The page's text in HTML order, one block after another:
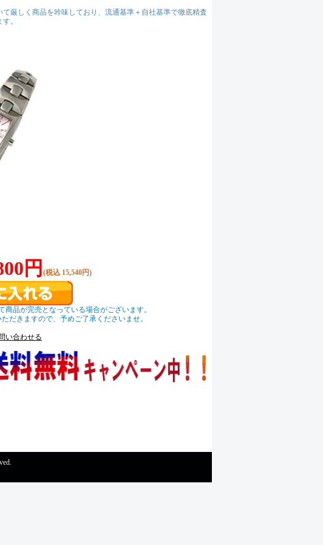
厳しく商品を吟味しており、流通基準＋自社基準で徹底精査
。
円 (税込 15,540円)
品が完売となっている場合がございます。
だきますので、予めご了承くださいませ。
い合わせる